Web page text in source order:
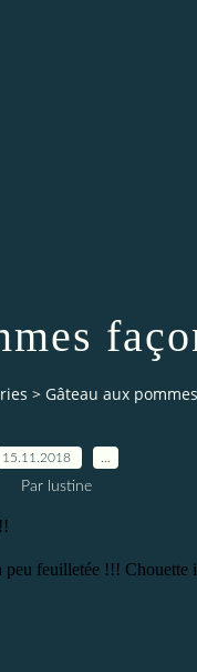
> Gâteau aux
15.11.2018
Par lustine
peu feuilletée !!! Chouette